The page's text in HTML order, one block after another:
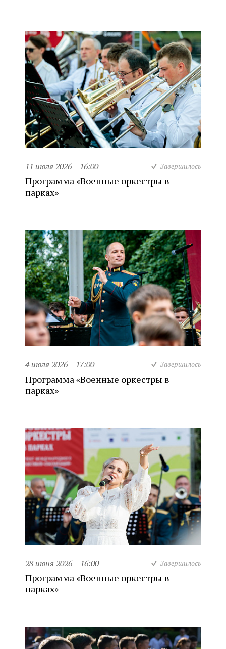
11 июля 2026 16:00 Завершилось
Программа «Военные оркестры в
парках»
4 июля 2026 17:00 Завершилось
Программа «Военные оркестры в
парках»
28 июня 2026 16:00 Завершилось
Программа «Военные оркестры в
парках»